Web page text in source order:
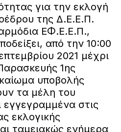
για την εκλογή
της Δ.Ε.Ε.Π.
ΕΦ.Ε.Ε.Π.,
από την 10:00
2021 μέχρι
1ης
υποβολής
τα μέλη του
εγγεγραμμένα στις
εκλογικής
ταμειακώς ενήμερα